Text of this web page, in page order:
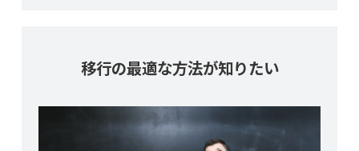
移行の最適な方法が知りたい